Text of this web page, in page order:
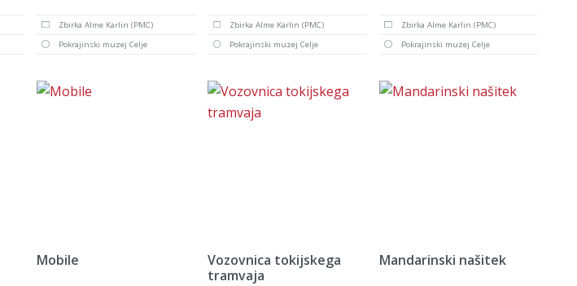
Zbirka Alme Karlin (PMC)
Pokrajinski muzej Celje
Zbirka Alme Karlin (PMC)
Pokrajinski muzej Celje
Zbirka Alme Karlin (PMC)
Pokrajinski muzej Celje
Mobile
Vozovnica tokijskega
tramvaja
Mandarinski našitek